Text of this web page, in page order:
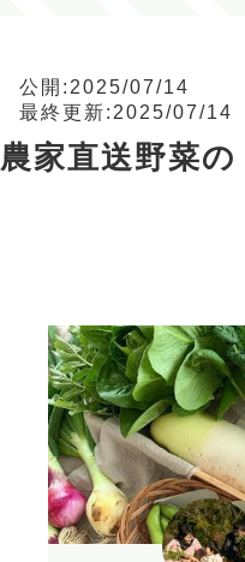
公開:2025/07/14
最終更新:2025/07/14
農家直送野菜